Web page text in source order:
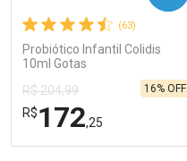
Comprar sem Desconto
Por R$ 31,35/cada
Comprar sem Desconto
Por R$ 31,35/cada
(63)
Probiótico Infantil Colidis
10ml Gotas
R$ 204,99
R$172,25
16% OFF